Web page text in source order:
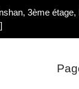
3ème